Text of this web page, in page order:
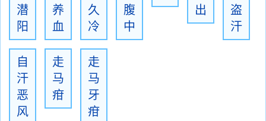
潜
阳
养
血
久
冷
腹
中
出
盗
汗
自
汗
恶
风
走
马
疳
走
马
牙
疳